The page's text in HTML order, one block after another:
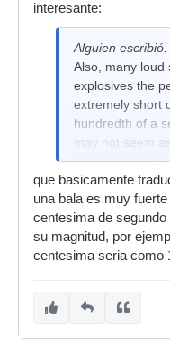
interesante:
Alguien escribió:
Also, many loud
explosives the
extremely short
hundredth of a
may not seem
advanced
the sound to an
regardless of
so for a rough
a second is like
known as the
que basicamente
una bala es muy
centesima de
su magnitud, por
centesima seria como